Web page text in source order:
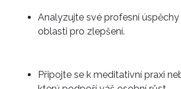
Analyzujte své profesní
oblasti pro zlepšení.
Připojte se k meditativní praxi